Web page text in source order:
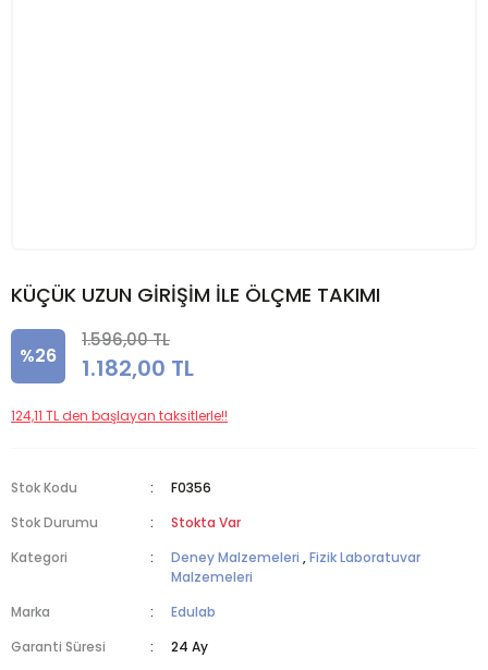
KÜÇÜK UZUN GİRİŞİM İLE ÖLÇME TAKIMI
%26
1.596,00 TL
1.182,00 TL
124,11 TL den başlayan taksitlerle!!
Stok Kodu
F0356
Stok Durumu
Stokta Var
Kategori
Deney Malzemeleri ,Fizik Laboratuvar
Malzemeleri
Marka
Edulab
Garanti Süresi
24 Ay